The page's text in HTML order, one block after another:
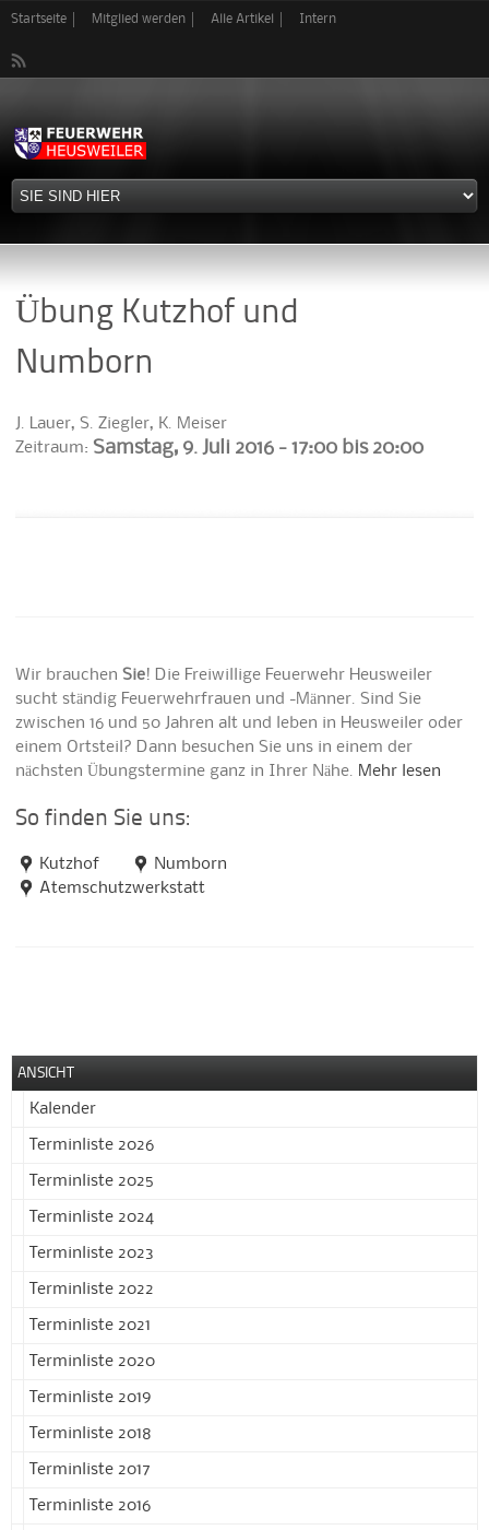
Direkt
Startseite Mitglied werden Alle Artikel Intern
Übung Kutzhof und
Numborn
J. Lauer, S. Ziegler, K. Meiser
Zeitraum: Samstag, 9. Juli 2016 -17:00 bis 20:00
Wir brauchenSie! Die Freiwillige Feuerwehr Heusweiler
sucht ständig Feuerwehrfrauen und -Männer. Sind Sie
zwischen 16 und 50 Jahren alt und leben in Heusweiler oder
einem Ortsteil? Dann besuchen Sie uns in einem der
nächsten Übungstermine ganz in Ihrer Nähe. Mehr lesen
So finden Sie uns:
Kutzhof
Numborn
Atemschutzwerkstatt
ANSICHT
Kalender
Terminliste 2026
Terminliste 2025
Terminliste 2024
Terminliste 2023
Terminliste 2022
Terminliste 2021
Terminliste 2020
Terminliste 2019
Terminliste 2018
Terminliste 2017
Terminliste 2016